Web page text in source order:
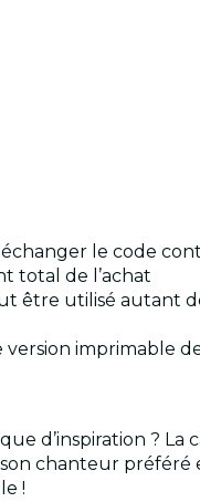
le code
total de l’achat
être utilisé autant
imprimable
d’inspiration ? La
son chanteur
!